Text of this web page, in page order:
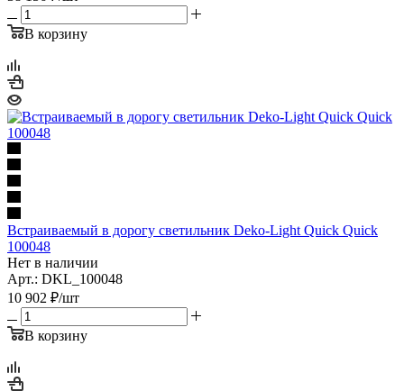
В корзину
Встраиваемый в дорогу светильник Deko-Light Quick Quick
100048
Нет в наличии
Арт.: DKL_100048
10 902 ₽/шт
В корзину